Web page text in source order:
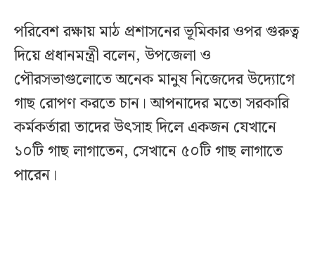
পরিবেশ রক্ষায় মাঠ প্রশাসনের ভূমিকার ওপর গুরুত্ব
দিয়ে প্রধানমন্ত্রী বলেন, উপজেলা ও
পৌরসভাগুলোতে অনেক মানুষ নিজেদের উদ্যোগে
গাছ রোপণ করতে চান। আপনাদের মতো সরকারি
কর্মকর্তারা তাদের উৎসাহ দিলে একজন যেখানে
১০টি গাছ লাগাতেন, সেখানে ৫০টি গাছ লাগাতে
পারেন।